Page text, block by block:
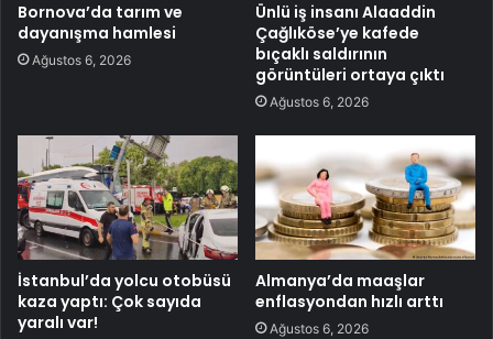
Bornova’da tarım ve
dayanışma hamlesi
Ağustos 6, 2026
Ünlü iş insanı Alaaddin
Çağlıköse’ye kafede
bıçaklı saldırının
görüntüleri ortaya çıktı
Ağustos 6, 2026
İstanbul’da yolcu otobüsü
kaza yaptı: Çok sayıda
yaralı var!
Almanya’da maaşlar
enflasyondan hızlı arttı
Ağustos 6, 2026